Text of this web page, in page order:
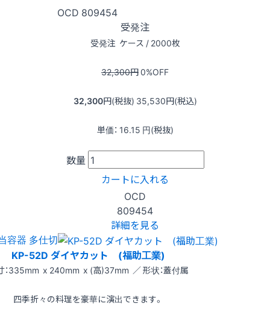
OCD 809454
受発注
受発注 ケース / 2000枚
32,300円0%OFF
32,300円(税抜) 35,530円(税込)
単価： 16.15 円(税抜)
数量
カートに入れる
OCD
809454
詳細を見る
容器 多仕切
KP-52D ダイヤカット (福助工業)
：335mm x 240mm x (高)37mm ／ 形状：蓋付属
四季折々の料理を豪華に演出できます。